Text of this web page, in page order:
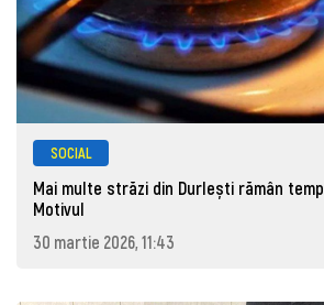
SOCIAL
Mai multe străzi din Durlești rămân
Motivul
30 martie 2026, 11:43